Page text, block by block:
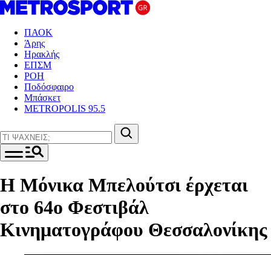
ΠΑΟΚ
Άρης
Ηρακλής
ΕΠΣΜ
ΡΟΗ
Ποδόσφαιρο
Μπάσκετ
METROPOLIS 95.5
Η Μόνικα Μπελούτσι έρχεται
στο 64ο Φεστιβάλ
Κινηματογράφου Θεσσαλονίκης